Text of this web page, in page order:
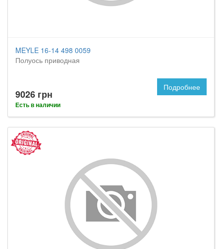
MEYLE 16-14 498 0059
Полуось приводная
9026 грн
Есть в наличии
Подробнее